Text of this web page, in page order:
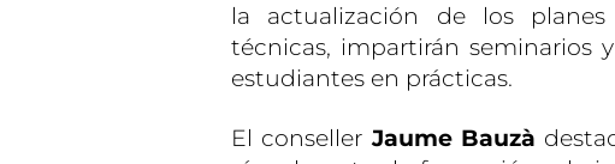
la actualización de los
técnicas, impartirán seminarios
estudiantes en prácticas.
El consellerJaume Bauzà